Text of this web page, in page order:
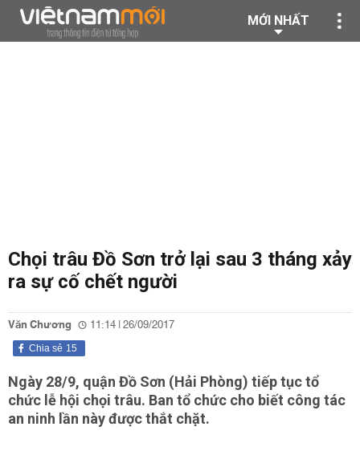
MỚI NHẤT
Chọi trâu Đồ Sơn trở lại sau 3 tháng xảy
ra sự cố chết người
Văn Chương 11:14 | 26/09/2017
15
Chia sẻ
Ngày 28/9, quận Đồ Sơn (Hải Phòng) tiếp tục tổ
chức lễ hội chọi trâu. Ban tổ chức cho biết công tác
an ninh lần này được thắt chặt.